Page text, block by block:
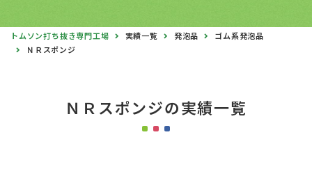
トムソン打ち抜き専門工場 実績一覧 発泡品
ゴム系発泡品
ＮＲスポンジ
ＮＲスポンジの実績一覧